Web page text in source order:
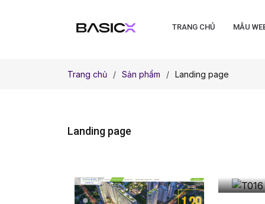
TRANG CHỦ MẪU
Trang chủ Sản phẩm Landing page
Landing page